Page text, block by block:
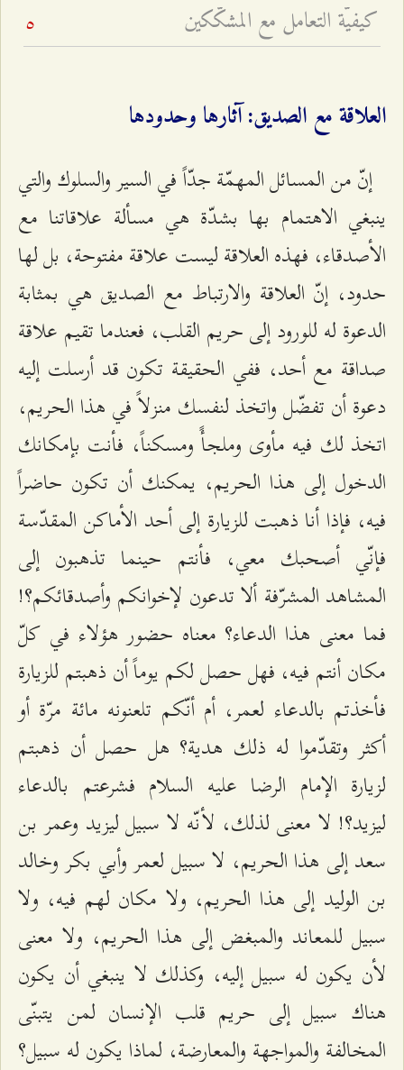
كيفيّة التعامل مع المشكّكين 5
العلاقة مع الصديق: آثارها وحدودها
إنّ من المسائل المهمّة جدّاً في السير والسلوك والتي
ينبغي الاهتمام بها بشدّة هي مسألة علاقاتنا مع
الأصدقاء، فهذه العلاقة ليست علاقة مفتوحة، بل لها
حدود، إنّ العلاقة والارتباط مع الصديق هي بمثابة
الدعوة له للورود إلى حريم القلب، فعندما تقيم علاقة
صداقة مع أحد، ففي الحقيقة تكون قد أرسلت إليه
دعوة أن تفضّل واتخذ لنفسك منزلاً في هذا الحريم،
اتخذ لك فيه مأوى وملجأً ومسكناً، فأنت بإمكانك
الدخول إلى هذا الحريم، يمكنك أن تكون حاضراً
فيه، فإذا أنا ذهبت للزيارة إلى أحد الأماكن المقدّسة
فإنّي أصحبك معي، فأنتم حينما تذهبون إلى
المشاهد المشرّفة ألا تدعون لإخوانكم وأصدقائكم؟!
فما معنى هذا الدعاء؟ معناه حضور هؤلاء في كلّ
مكان أنتم فيه، فهل حصل لكم يوماً أن ذهبتم للزيارة
فأخذتم بالدعاء لعمر، أم أنّكم تلعنونه مائة مرّة أو
أكثر وتقدّموا له ذلك هدية؟ هل حصل أن ذهبتم
لزيارة الإمام الرضا عليه السلام فشرعتم بالدعاء
ليزيد؟! لا معنى لذلك، لأنّه لا سبيل ليزيد وعمر بن
سعد إلى هذا الحريم، لا سبيل لعمر وأبي بكر وخالد
بن الوليد إلى هذا الحريم، ولا مكان لهم فيه، ولا
سبيل للمعاند والمبغض إلى هذا الحريم، ولا معنى
لأن يكون له سبيل إليه، وكذلك لا ينبغي أن يكون
هناك سبيل إلى حريم قلب الإنسان لمن يتبنّى
المخالفة والمواجهة والمعارضة، لماذا يكون له سبيل؟